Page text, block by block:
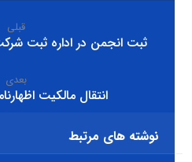
قبلی
ثبت انجمن در اداره ثبت
بعدی
انتقال مالکیت
نوشته های مرتبط